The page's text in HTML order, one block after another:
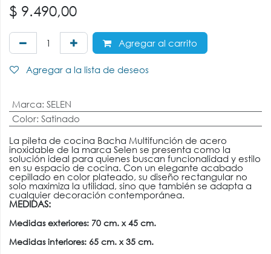
$ 9.490,00
Agregar al carrito
Agregar a la lista de deseos
Marca: SELEN
Color: Satinado
La pileta de cocina Bacha Multifunción de acero
inoxidable de la marca Selen se presenta como la
solución ideal para quienes buscan funcionalidad y estilo
en su espacio de cocina. Con un elegante acabado
cepillado en color plateado, su diseño rectangular no
solo maximiza la utilidad, sino que también se adapta a
cualquier decoración contemporánea.
MEDIDAS:
Medidas exteriores: 70 cm. x 45 cm.
Medidas interiores: 65 cm. x 35 cm.